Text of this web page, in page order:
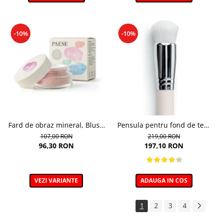
-10%
Fard de obraz mineral, Blush
nuanta 302C Mallow - 6g
107,00 RON
96,30 RON
VEZI VARIANTE
-10%
Pensula pentru fond de ten,
Minerals 01
219,00 RON
197,10 RON
ADAUGA IN COS
1 2 3 4